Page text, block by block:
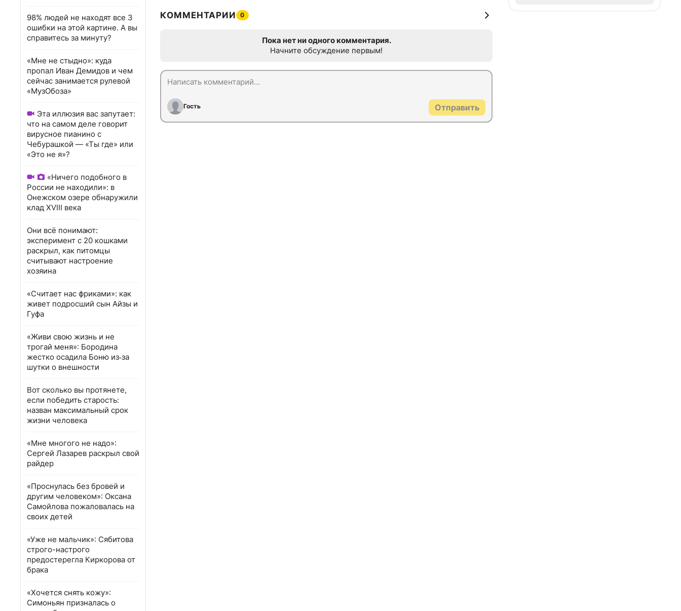
98% людей не находят все 3
ошибки на этой картине. А вы
справитесь за минуту?
«Мне не стыдно»: куда
пропал Иван Демидов и чем
сейчас занимается рулевой
«МузОбоза»
Эта иллюзия вас запутает:
что на самом деле говорит
вирусное пианино с
Чебурашкой — «Ты где» или
«Это не я»?
«Ничего подобного в
России не находили»: в
Онежском озере обнаружили
клад XVIII века
Они всё понимают:
эксперимент с 20 кошками
раскрыл, как питомцы
считывают настроение
хозяина
«Считает нас фриками»: как
живет подросший сын Айзы и
Гуфа
«Живи свою жизнь и не
трогай меня»: Бородина
жестко осадила Боню из‑за
шутки о внешности
Вот сколько вы протянете,
если победить старость:
назван максимальный срок
жизни человека
«Мне многого не надо»:
Сергей Лазарев раскрыл свой
райдер
«Проснулась без бровей и
другим человеком»: Оксана
Самойлова пожаловалась на
своих детей
«Уже не мальчик»: Сябитова
строго-настрого
предостерегла Киркорова от
брака
«Хочется снять кожу»:
Симоньян призналась о
КОММЕНТАРИИ 0
Пока нет ни одного комментария.
Начните обсуждение первым!
Гость Отправить